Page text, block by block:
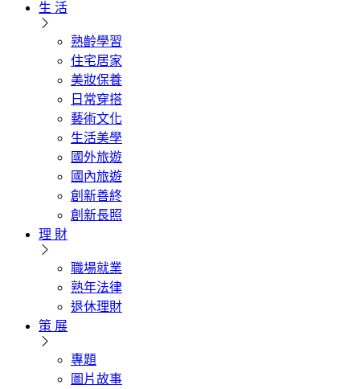
生 活
熟齡學習
住宅居家
美妝保養
日常穿搭
藝術文化
生活美學
國外旅遊
國內旅遊
創新善終
創新長照
理 財
職場就業
熟年法律
退休理財
策 展
專題
圖片故事